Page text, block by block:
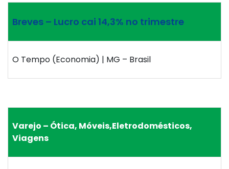
Breves – Lucro cai 14,3% no trimestre
O Tempo (Economia) | MG – Brasil
Varejo – Ótica, Móveis,Eletrodomésticos,
Viagens